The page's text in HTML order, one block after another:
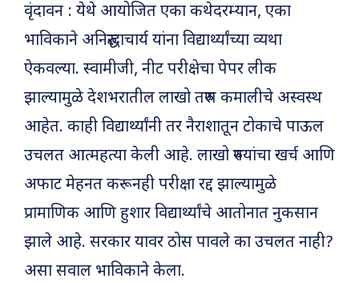
वृंदावन : येथे आयोजित एका कथेदरम्यान, एका
भाविकाने अनिरुद्धाचार्य यांना विद्यार्थ्यांच्या व्यथा
ऐकवल्या. स्वामीजी, नीट परीक्षेचा पेपर लीक
झाल्यामुळे देशभरातील लाखो तरुण कमालीचे अस्वस्थ
आहेत. काही विद्यार्थ्यांनी तर नैराशातून टोकाचे पाऊल
उचलत आत्महत्या केली आहे. लाखो रुपयांचा खर्च आणि
अफाट मेहनत करूनही परीक्षा रद्द झाल्यामुळे
प्रामाणिक आणि हुशार विद्यार्थ्यांचे आतोनात नुकसान
झाले आहे. सरकार यावर ठोस पावले का उचलत नाही?
असा सवाल भाविकाने केला.